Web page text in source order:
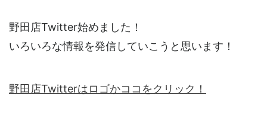
野田店Twitter始めました！
いろいろな情報を発信していこうと思います！
野田店Twitterはロゴかココをクリック！